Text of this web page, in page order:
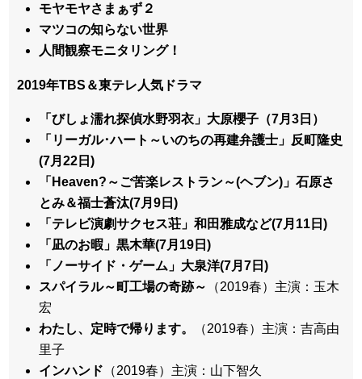
モヤモヤさまぁず２
マツコの知らない世界
人間観察モニタリング！
2019年TBS＆東テレ人気ドラマ
「びしょ濡れ探偵水野羽衣」大原櫻子（7月3日）
「リーガル･ハート～いのちの再建弁護士」反町隆史
(7月22日)
「Heaven?～ご苦楽レストラン～(ヘブン)」石原さ
とみ＆福士蒼汰(7月9日)
「テレビ演劇サクセス荘」和田雅成など(7月11日)
「凪のお暇」黒木華(7月19日)
「ノーサイド・ゲーム」大泉洋(7月7日)
スパイラル～町工場の奇跡～
（2019春）主演：玉木
宏
わたし、定時で帰ります。
（2019春）主演：吉高由
里子
インハンド （2019春）主演：山下智久